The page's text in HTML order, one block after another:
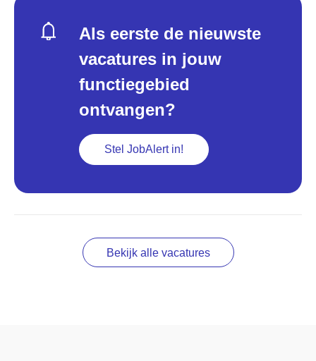
Als eerste de nieuwste
vacatures in jouw
functiegebied
ontvangen?
Stel JobAlert in!
Bekijk alle vacatures